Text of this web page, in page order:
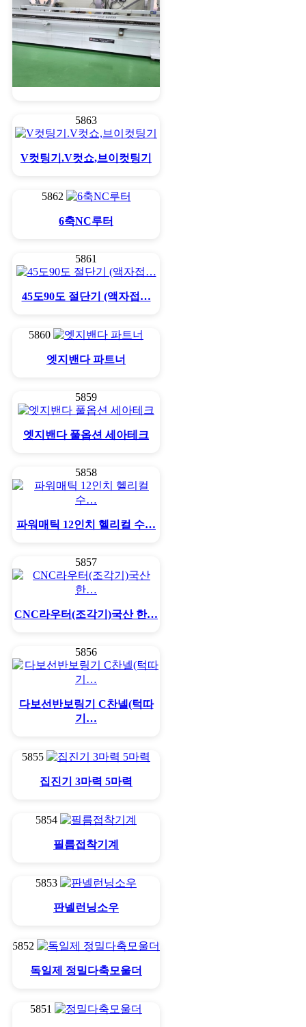
5863
V컷팅기.V컷쇼,브이컷팅기
5862
6축NC루터
5861
45도90도 절단기 (액자접…
5860
엣지밴다 파트너
5859
엣지밴다 풀옵션 세아테크
5858
파워매틱 12인치 헬리컬 수…
5857
CNC라우터(조각기)국산 한…
5856
다보선반보링기 C찬넬(턱따
기…
5855
집진기 3마력 5마력
5854
필름접착기계
5853
판넬런닝소우
5852
독일제 정밀다축모울더
5851